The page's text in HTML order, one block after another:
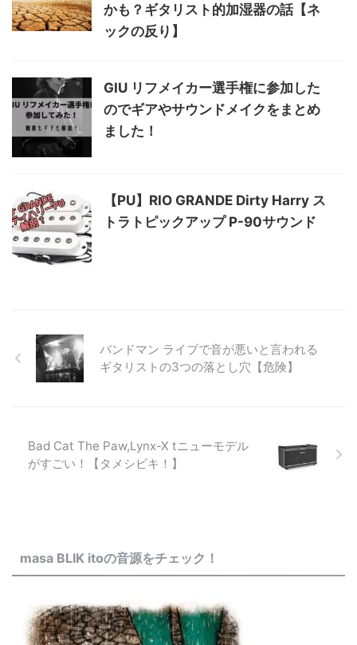
かも？ギタリスト的加湿器の話【ネ
ックの反り】
GIU リフメイカー選手権に参加した
のでギアやサウンドメイクをまとめ
ました！
【PU】RIO GRANDE Dirty Harry ス
トラトピックアップ P-90サウンド
バンドマン ライブで音が悪いと言われる
ギタリストの3つの落とし穴【危険】
Bad Cat The Paw,Lynx-X tニューモデル
がすごい！【タメシビキ！】
masa BLIK itoの音源をチェック！